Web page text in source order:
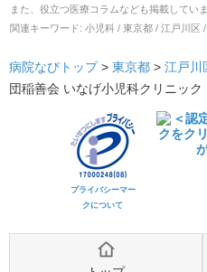
また、役立つ医療コラムなども掲載してい
関連キーワード: 小児科 / 東京都 / 江戸川区
病院なびトップ > 東京都 > 江戸川
団稲善会 いなげ小児科クリニック
プライバシーマー
クについて